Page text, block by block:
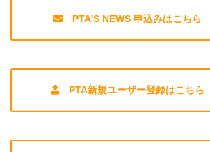
PTA'S NEWS 申込みはこちら
PTA新規ユーザー登録はこちら